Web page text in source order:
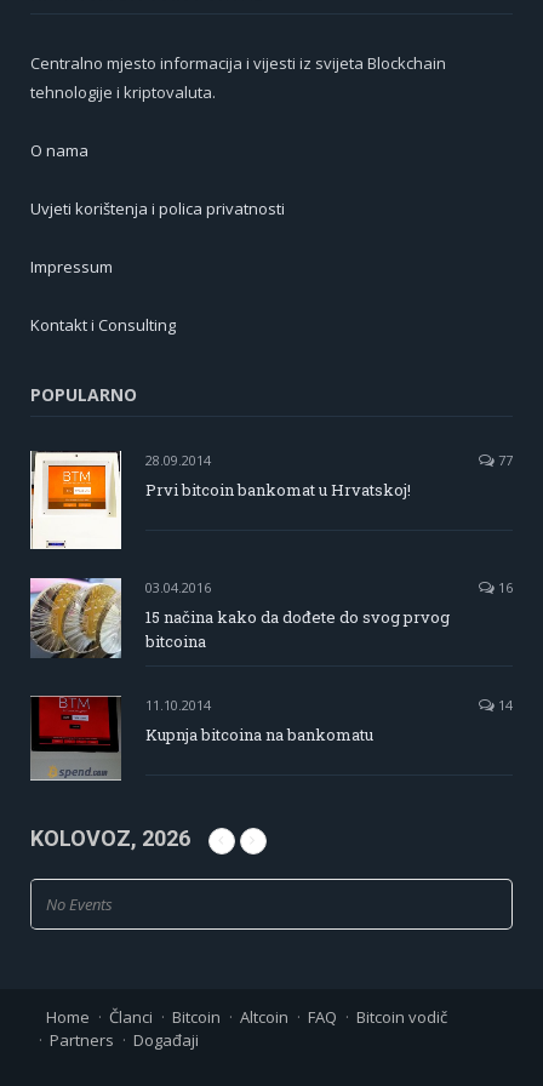
Centralno mjesto informacija i vijesti iz svijeta Blockchain
tehnologije i kriptovaluta.
O nama
Uvjeti korištenja i polica privatnosti
Impressum
Kontakt i Consulting
POPULARNO
28.09.2014 77
Prvi bitcoin bankomat u Hrvatskoj!
03.04.2016 16
15 načina kako da dođete do svog prvog
bitcoina
11.10.2014 14
Kupnja bitcoina na bankomatu
KOLOVOZ, 2026
No Events
Home Članci Bitcoin Altcoin FAQ
Bitcoin vodič
Partners
Događaji